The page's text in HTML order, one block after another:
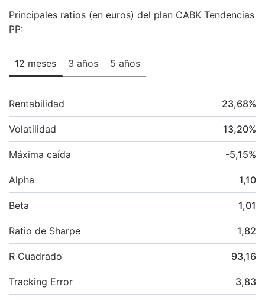
Principales ratios (en euros) del plan CABK Tendencias
PP:
12 meses 3 años 5 años
Rentabilidad 23,68%
Volatilidad 13,20%
Máxima caída -5,15%
Alpha 1,10
Beta 1,01
Ratio de Sharpe 1,82
R Cuadrado 93,16
Tracking Error 3,83